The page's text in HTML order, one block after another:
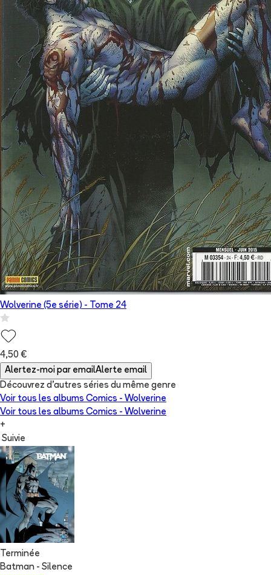
Wolverine (5e série) - Tome 24
4,50 €
Alertez-moi par emailAlerte email
Découvrez d'autres séries du même genre
Voir tous les albums Comics - Wolverine
Voir tous les albums Comics - Wolverine
+
Suivie
Terminée
Batman - Silence